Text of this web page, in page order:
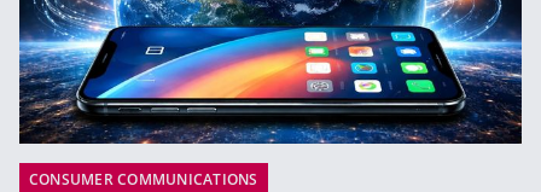
CONSUMER COMMUNICATIONS